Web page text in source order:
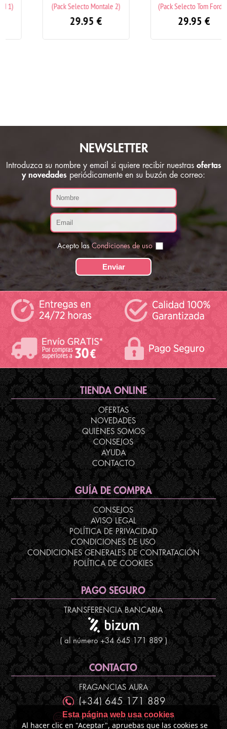
(Pack Selecto Montale 2)
€
(Pack Selecto Tom Ford 2)
€
NEWSLETTER
Introduzca su nombre y email si quiere recibir nuestras ofertas
y novedades periódicamente en su buzón de correo:
Acepto las Condiciones de uso
TIENDA ONLINE
OFERTAS
NOVEDADES
QUIENES SOMOS
CONSEJOS
AYUDA
CONTACTO
GUÍA DE COMPRA
CONSEJOS
AVISO LEGAL
POLÍTICA DE PRIVACIDAD
CONDICIONES DE USO
CONDICIONES GENERALES DE CONTRATACIÓN
POLÍTICA DE COOKIES
PAGO SEGURO
TRANSFERENCIA BANCARIA
( al número +34 645 171 889 )
CONTACTO
FRAGANCIAS AURA
(+34) 645 171 889
info@fraganciasaura.com
Esta página web usa cookies
Al hacer clic en "Aceptar", apruebas que las cookies se